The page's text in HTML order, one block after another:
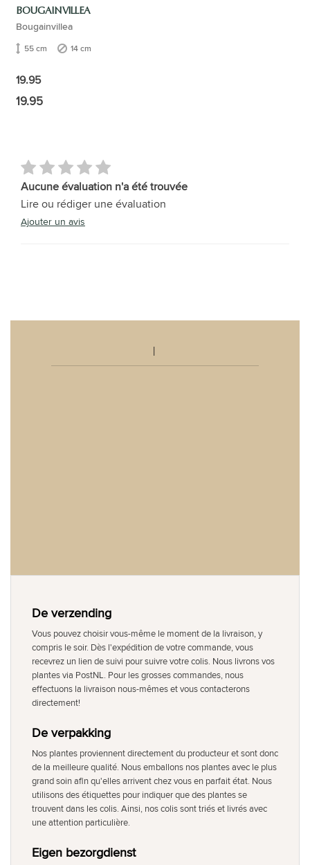
BOUGAINVILLEA
Bougainvillea
55 cm 14 cm
19.95
19.95
Aucune évaluation n'a été trouvée
Lire ou rédiger une évaluation
Ajouter un avis
De verzending
Vous pouvez choisir vous-même le moment de la livraison, y
compris le soir. Dès l'expédition de votre commande, vous
recevrez un lien de suivi pour suivre votre colis. Nous livrons vos
plantes via PostNL. Pour les grosses commandes, nous
effectuons la livraison nous-mêmes et vous contacterons
directement!
De verpakking
Nos plantes proviennent directement du producteur et sont donc
de la meilleure qualité. Nous emballons nos plantes avec le plus
grand soin afin qu'elles arrivent chez vous en parfait état. Nous
utilisons des étiquettes pour indiquer que des plantes se
trouvent dans les colis. Ainsi, nos colis sont triés et livrés avec
une attention particulière.
Eigen bezorgdienst